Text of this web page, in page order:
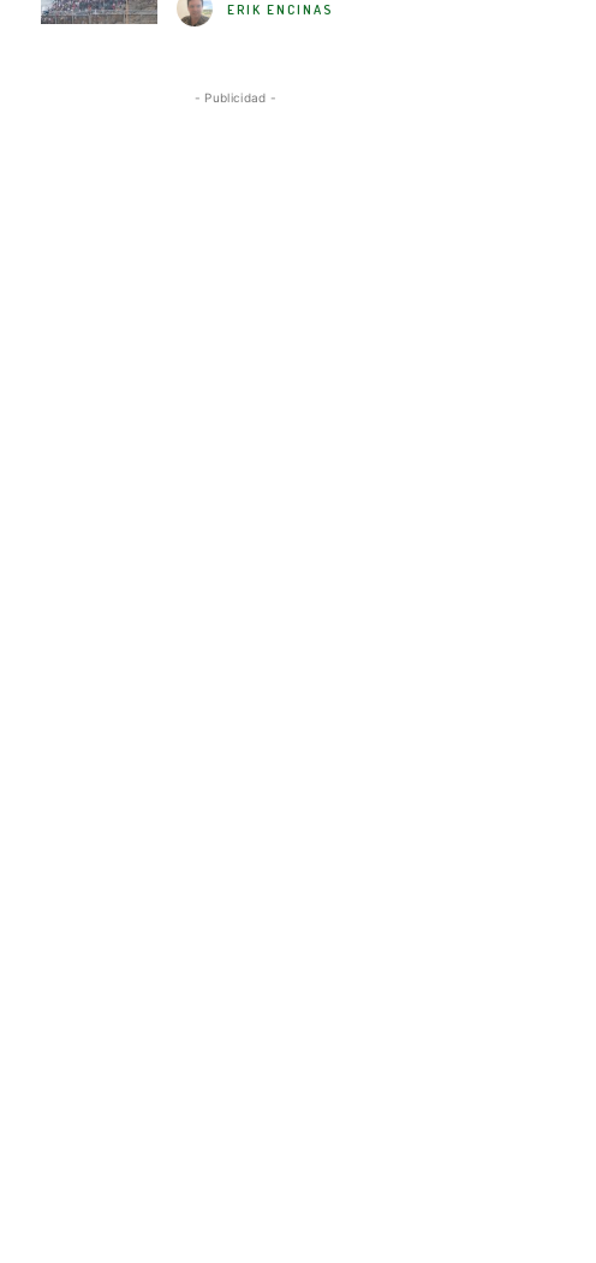
ERIK ENCINAS
- Publicidad -